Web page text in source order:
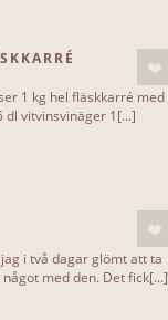
1 kg hel fläskkarré med
dl vitvinsvinäger 1[...]
i två dagar glömt att ta
med den. Det fick[...]